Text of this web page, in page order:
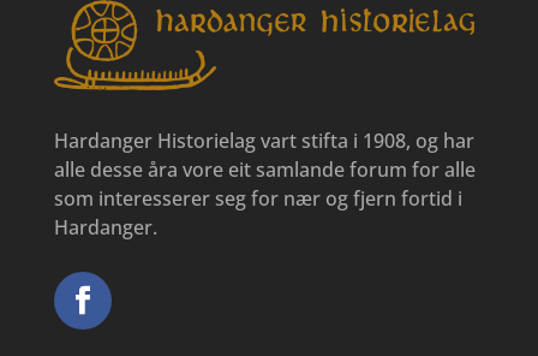
Hardanger Historielag vart stifta i 1908, og har
alle desse åra vore eit samlande forum for alle
som interesserer seg for nær og fjern fortid i
Hardanger.